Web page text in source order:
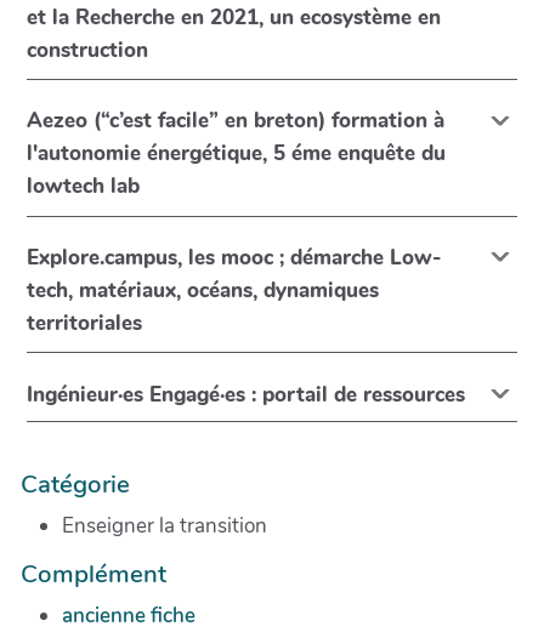
et la Recherche en 2021, un ecosystème en
construction
Aezeo (“c’est facile” en breton) formation à
l'autonomie énergétique, 5 éme enquête du
lowtech lab
Explore.campus, les mooc ; démarche Low-
tech, matériaux, océans, dynamiques
territoriales
Ingénieur·es Engagé·es : portail de ressources
Catégorie
Enseigner la transition
Complément
ancienne fiche